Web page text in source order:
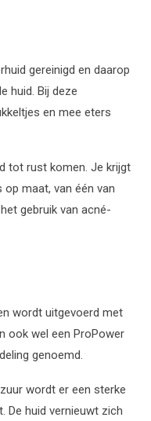
gereinigd en daarop
huid. Bij deze
en mee eters
tot rust komen. Je krijgt
op maat, van één van
gebruik van acné-
wordt uitgevoerd met
ook wel een ProPower
genoemd.
wordt er een sterke
De huid vernieuwt zich